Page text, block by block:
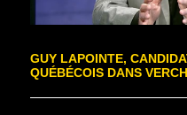
GUY LAPOINTE,
QUÉBÉCOIS DANS